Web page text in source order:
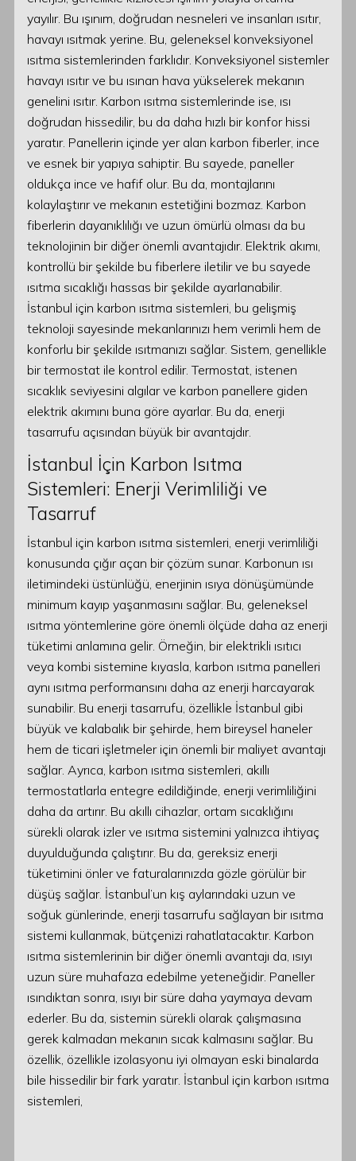
yayılır. Bu ışınım, doğrudan nesneleri ve insanları ısıtır,
havayı ısıtmak yerine. Bu, geleneksel konveksiyonel
ısıtma sistemlerinden farklıdır. Konveksiyonel sistemler
havayı ısıtır ve bu ısınan hava yükselerek mekanın
genelini ısıtır. Karbon ısıtma sistemlerinde ise, ısı
doğrudan hissedilir, bu da daha hızlı bir konfor hissi
yaratır. Panellerin içinde yer alan karbon fiberler, ince
ve esnek bir yapıya sahiptir. Bu sayede, paneller
oldukça ince ve hafif olur. Bu da, montajlarını
kolaylaştırır ve mekanın estetiğini bozmaz. Karbon
fiberlerin dayanıklılığı ve uzun ömürlü olması da bu
teknolojinin bir diğer önemli avantajıdır. Elektrik akımı,
kontrollü bir şekilde bu fiberlere iletilir ve bu sayede
ısıtma sıcaklığı hassas bir şekilde ayarlanabilir.
İstanbul için karbon ısıtma sistemleri, bu gelişmiş
teknoloji sayesinde mekanlarınızı hem verimli hem de
konforlu bir şekilde ısıtmanızı sağlar. Sistem, genellikle
bir termostat ile kontrol edilir. Termostat, istenen
sıcaklık seviyesini algılar ve karbon panellere giden
elektrik akımını buna göre ayarlar. Bu da, enerji
tasarrufu açısından büyük bir avantajdır.
İstanbul İçin Karbon Isıtma
Sistemleri: Enerji Verimliliği ve
Tasarruf
İstanbul için karbon ısıtma sistemleri, enerji verimliliği
konusunda çığır açan bir çözüm sunar. Karbonun ısı
iletimindeki üstünlüğü, enerjinin ısıya dönüşümünde
minimum kayıp yaşanmasını sağlar. Bu, geleneksel
ısıtma yöntemlerine göre önemli ölçüde daha az enerji
tüketimi anlamına gelir. Örneğin, bir elektrikli ısıtıcı
veya kombi sistemine kıyasla, karbon ısıtma panelleri
aynı ısıtma performansını daha az enerji harcayarak
sunabilir. Bu enerji tasarrufu, özellikle İstanbul gibi
büyük ve kalabalık bir şehirde, hem bireysel haneler
hem de ticari işletmeler için önemli bir maliyet avantajı
sağlar. Ayrıca, karbon ısıtma sistemleri, akıllı
termostatlarla entegre edildiğinde, enerji verimliliğini
daha da artırır. Bu akıllı cihazlar, ortam sıcaklığını
sürekli olarak izler ve ısıtma sistemini yalnızca ihtiyaç
duyulduğunda çalıştırır. Bu da, gereksiz enerji
tüketimini önler ve faturalarınızda gözle görülür bir
düşüş sağlar. İstanbul’un kış aylarındaki uzun ve
soğuk günlerinde, enerji tasarrufu sağlayan bir ısıtma
sistemi kullanmak, bütçenizi rahatlatacaktır. Karbon
ısıtma sistemlerinin bir diğer önemli avantajı da, ısıyı
uzun süre muhafaza edebilme yeteneğidir. Paneller
ısındıktan sonra, ısıyı bir süre daha yaymaya devam
ederler. Bu da, sistemin sürekli olarak çalışmasına
gerek kalmadan mekanın sıcak kalmasını sağlar. Bu
özellik, özellikle izolasyonu iyi olmayan eski binalarda
bile hissedilir bir fark yaratır. İstanbul için karbon ısıtma
sistemleri,